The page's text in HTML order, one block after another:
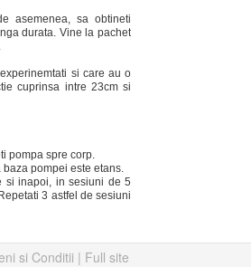
asemenea, sa obtineti
durata. Vine la pachet
si care au o
cuprinsa intre 23cm si
pompa spre corp.
pompei este etans.
si inapoi, in sesiuni de 5
3 astfel de sesiuni
si Conditii | Full site